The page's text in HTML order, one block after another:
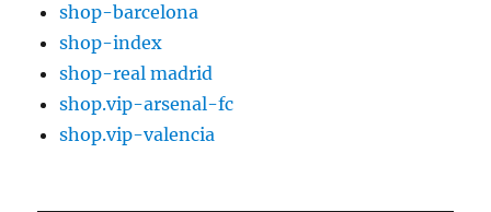
shop-barcelona
shop-index
shop-real madrid
shop.vip-arsenal-fc
shop.vip-valencia